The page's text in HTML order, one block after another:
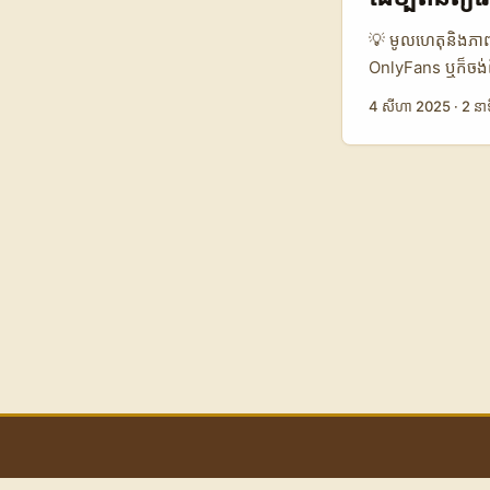
OnlyFans ដែលត្
សាស្រ្ត new-
💡 មូលហេតុនិងភាព
OnlyFans ឬក៏ចង់
មុខតំណាងម៉ាក និងអ្
បង្កើតខ្មែរត្រូវច
OnlyFans ដែលគ
អាចជាជម្រើសល្អស
4 សីហា 2025 · 2 នា